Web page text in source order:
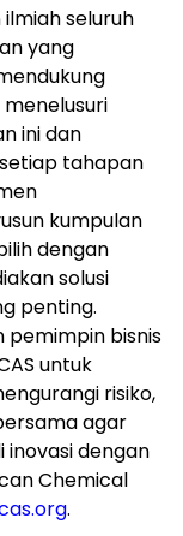
seluruh
yang
ini dan
tahapan
kumpulan
dengan
solusi
penting.
pemimpin bisnis
untuk
risiko,
agar
inovasi dengan
Chemical
.